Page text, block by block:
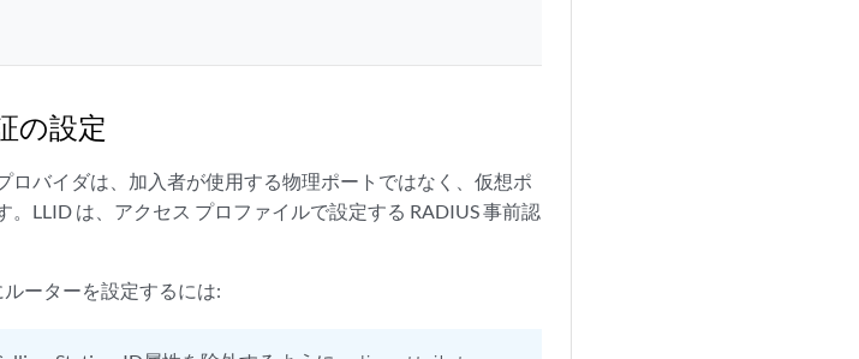
の設定
ロバイダは、加入者が使用する物理ポートではなく、仮想ポ
LLID は、アクセス プロファイルで設定する RADIUS 事前認
ーターを設定するには: